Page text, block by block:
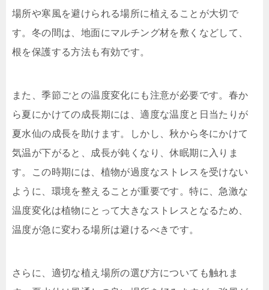
場所や寒風を避けられる場所に植えることが大切で
す。冬の間は、地面にマルチング材を敷くなどして、
根を保護する方法も有効です。
また、季節ごとの温度変化にも注意が必要です。春か
ら夏にかけての成長期には、適度な温度と日当たりが
夏水仙の成長を助けます。しかし、秋から冬にかけて
気温が下がると、成長が鈍くなり、休眠期に入りま
す。この時期には、植物が過度なストレスを受けない
ように、環境を整えることが重要です。特に、急激な
温度変化は植物にとって大きなストレスとなるため、
温度が急に変わる場所は避けるべきです。
さらに、適切な植え場所の選び方についても触れま